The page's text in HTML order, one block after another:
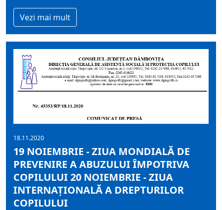
Vezi mai mult
18.11.2020
19 NOIEMBRIE - ZIUA MONDIALĂ DE
PREVENIRE A ABUZULUI ÎMPOTRIVA
COPILULUI 20 NOIEMBRIE - ZIUA
INTERNAŢIONALĂ A DREPTURILOR
COPILULUI